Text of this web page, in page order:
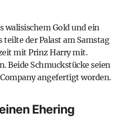
walisischem Gold und ein
teilte der Palast am Samstag
mit Prinz Harry mit.
Beide Schmuckstücke seien
angefertigt worden.
Ehering